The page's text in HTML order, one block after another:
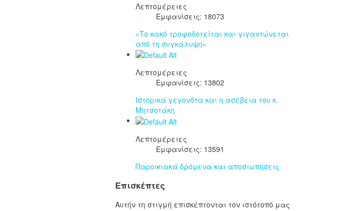
Λεπτομέρειες
Εμφανίσεις: 18073
«Το κακό τροφοδοτείται και γιγαντώνεται
από τη συγκάλυψη»
Λεπτομέρειες
Εμφανίσεις: 13802
Ιστορικά γεγονότα και η ασέβεια του κ.
Μητσοτάκη
Λεπτομέρειες
Εμφανίσεις: 13591
Παροικιακά δρόμενα και αποσιωπήσεις
Επισκέπτες
Αυτήν τη στιγμή επισκέπτονται τον ιστότοπό μας